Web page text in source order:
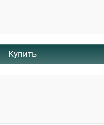
Купить